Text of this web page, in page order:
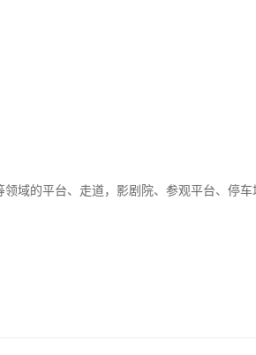
域的平台、走道，影剧院、参观平台、停